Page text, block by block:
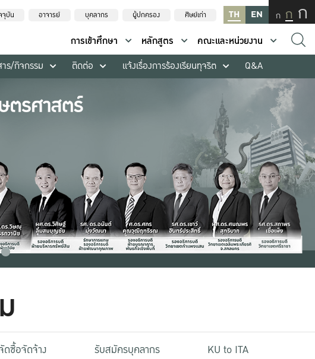
บัน อาจารย์ บุคลากร ผู้ปกครอง ศิษย์เก่า TH EN ก ก ก
การเข้าศึกษา หลักสูตร
คณะและหน่วยงาน
าร/กิจกรรม ติดต่อ แจ้งเรื่องการร้องเรียนทุจริต Q&A
ดซื้อจัดจ้าง รับสมัครบุคลากร KU to ITA